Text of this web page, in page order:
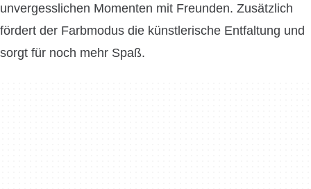
unvergesslichen Momenten mit Freunden. Zusätzlich
fördert der Farbmodus die künstlerische Entfaltung und
sorgt für noch mehr Spaß.